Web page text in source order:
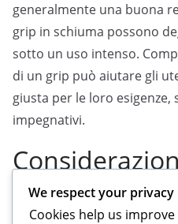
generalmente una buona
grip in schiuma possono
sotto un uso intenso.
di un grip può aiutare gli
giusta per le loro
impegnativi.
vari grip
We respect your privacy
Cookies help us